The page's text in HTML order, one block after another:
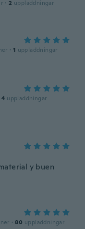
· 2 uppladdningar
· 1 uppladdningar
4 uppladdningar
y buen
· 80 uppladdningar